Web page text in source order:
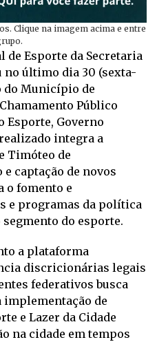
Clique na imagem acima e entre
de Esporte da Secretaria
no último dia 30 (sexta-
do Município de
Público
Esporte, Governo
integra a
Timóteo de
captação de novos
o fomento e
e programas da política
do esporte.
a plataforma
discricionárias legais
federativos busca
de
e Lazer da Cidade
na cidade em tempos